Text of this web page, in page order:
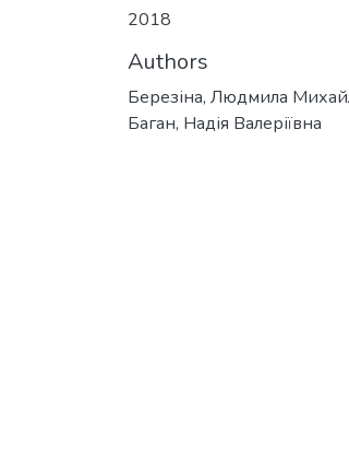
2018
Authors
Березіна, Людмила
Баган, Надія Валеріївна